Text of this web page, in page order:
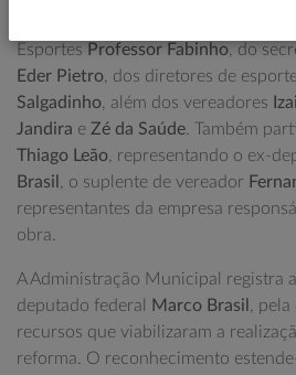
Esportes Professor Fabinho , do
Eder Pietro , dos diretores de
Salgadinho , além dos vereadores
Jandira e Zé da Saúde . Também
Thiago Leão , representando o ex-
Brasil
, o suplente de vereador
representantes da empresa
obra.
A Administração Municipal registra
deputado federal
Marco Brasil
,
recursos que viabilizaram a
reforma. O reconhecimento